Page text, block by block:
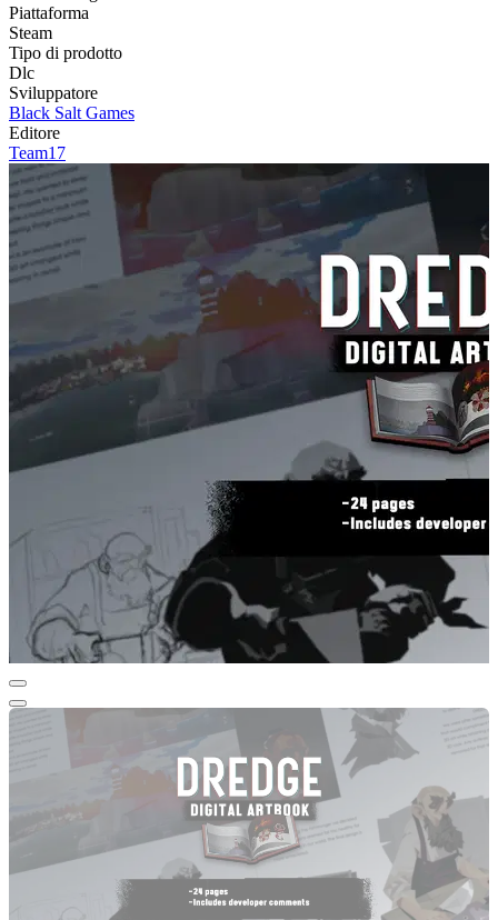
Piattaforma
Steam
Tipo di prodotto
Dlc
Sviluppatore
Black Salt Games
Editore
Team17